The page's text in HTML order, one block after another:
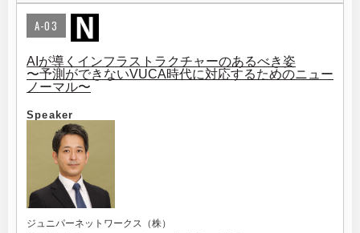
A-03
AIが導くインフラストラクチャーのあるべき姿
〜予測ができないVUCA時代に対応するためのニュー
ノーマル〜
Speaker
ジュニパーネットワークス（株）